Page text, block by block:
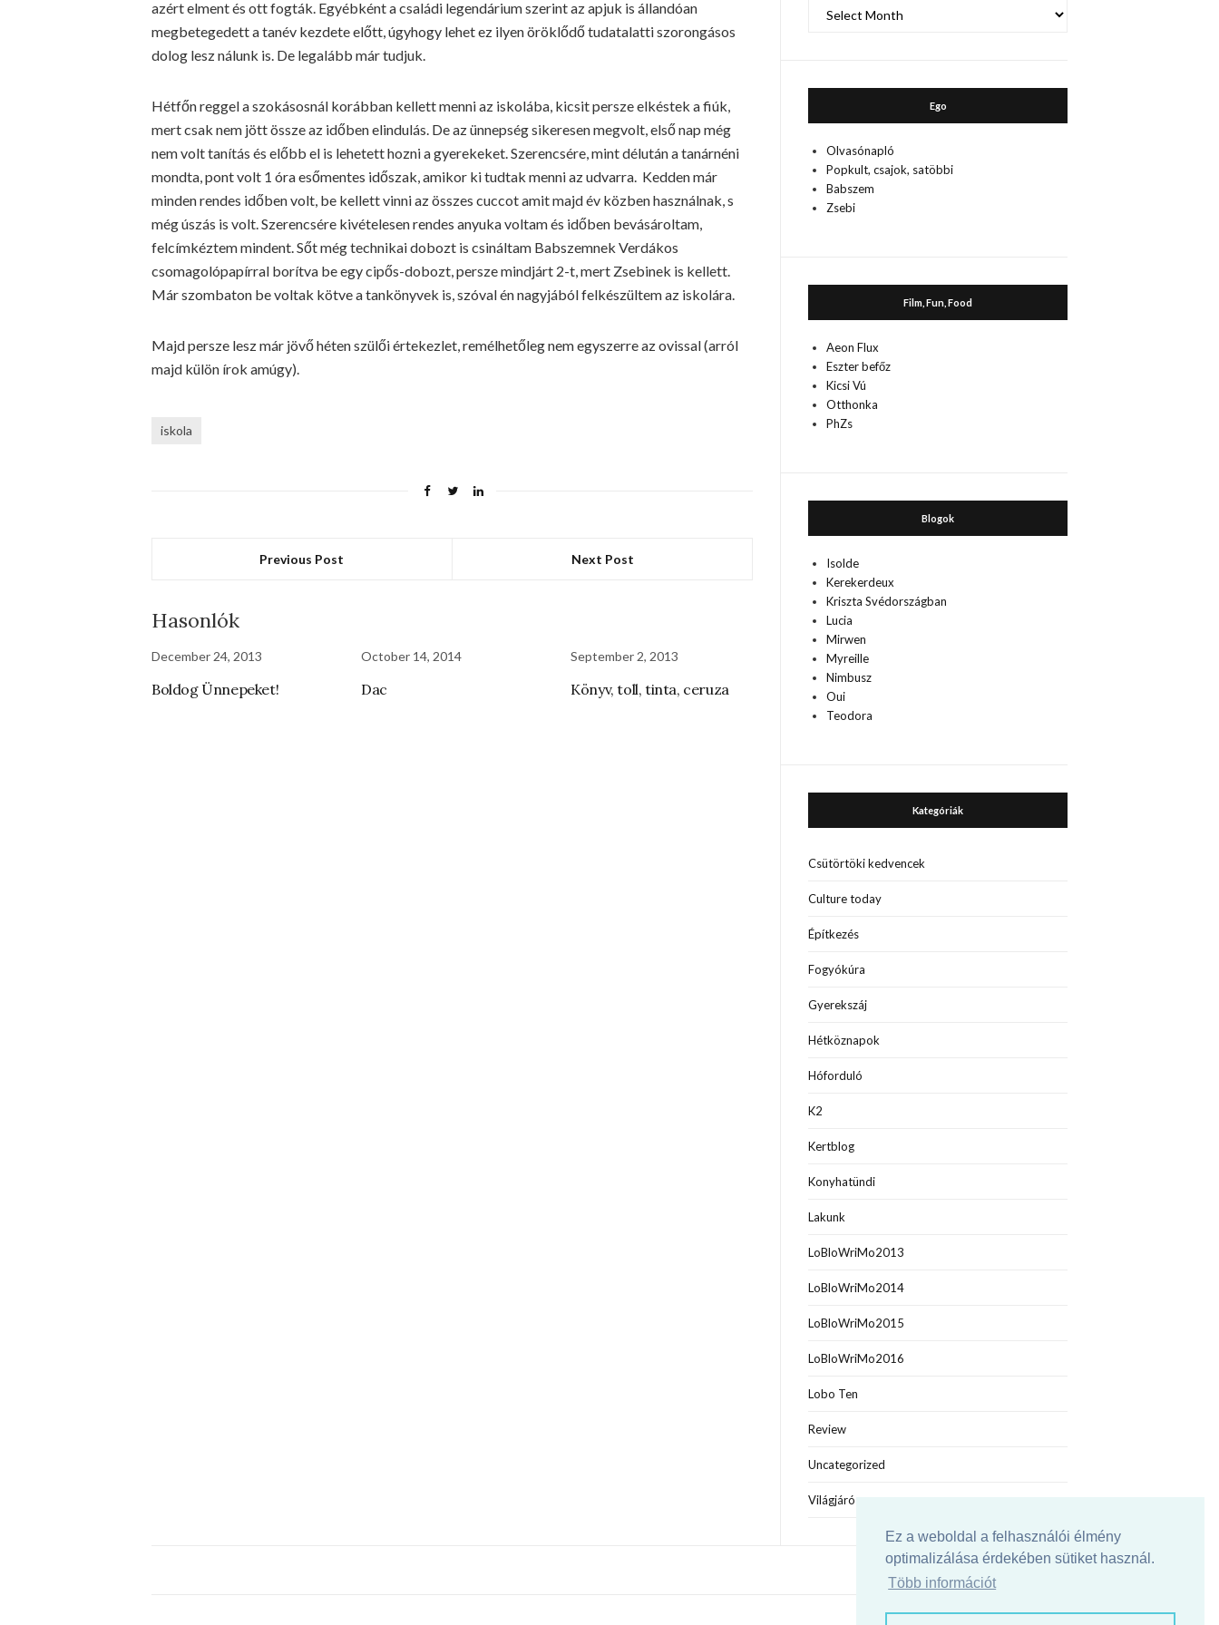
Ez a weboldal a felhasználói élmény
optimalizálása érdekében sütiket használ.
Több információt
azért elment és ott fogták. Egyébként a családi legendárium szerint az apjuk is állandóan
megbetegedett a tanév kezdete előtt, úgyhogy lehet ez ilyen öröklődő tudatalatti szorongásos
dolog lesz nálunk is. De legalább már tudjuk.
Hétfőn reggel a szokásosnál korábban kellett menni az iskolába, kicsit persze elkéstek a fiúk,
mert csak nem jött össze az időben elindulás. De az ünnepség sikeresen megvolt, első nap még
nem volt tanítás és előbb el is lehetett hozni a gyerekeket. Szerencsére, mint délután a tanárnéni
mondta, pont volt 1 óra esőmentes időszak, amikor ki tudtak menni az udvarra. Kedden már
minden rendes időben volt, be kellett vinni az összes cuccot amit majd év közben használnak, s
még úszás is volt. Szerencsére kivételesen rendes anyuka voltam és időben bevásároltam,
felcímkéztem mindent. Sőt még technikai dobozt is csináltam Babszemnek Verdákos
csomagolópapírral borítva be egy cipős-dobozt, persze mindjárt 2-t, mert Zsebinek is kellett.
Már szombaton be voltak kötve a tankönyvek is, szóval én nagyjából felkészültem az iskolára.
Majd persze lesz már jövő héten szülői értekezlet, remélhetőleg nem egyszerre az ovissal (arról
majd külön írok amúgy).
iskola
Previous Post Next Post
Hasonlók
December 24, 2013
Boldog Ünnepeket!
October 14, 2014
Dac
September 2, 2013
Könyv, toll, tinta, ceruza
múlt
Ego
Olvasónapló
Popkult, csajok, satöbbi
Babszem
Zsebi
Film, Fun, Food
Aeon Flux
Eszter befőz
Kicsi Vú
Otthonka
PhZs
Blogok
Isolde
Kerekerdeux
Kriszta Svédországban
Lucia
Mirwen
Myreille
Nimbusz
Oui
Teodora
Kategóriák
Csütörtöki kedvencek
Culture today
Építkezés
Fogyókúra
Gyerekszáj
Hétköznapok
Hóforduló
K2
Kertblog
Konyhatündi
Lakunk
LoBloWriMo2013
LoBloWriMo2014
LoBloWriMo2015
LoBloWriMo2016
Lobo Ten
Review
Uncategorized
Világjáró